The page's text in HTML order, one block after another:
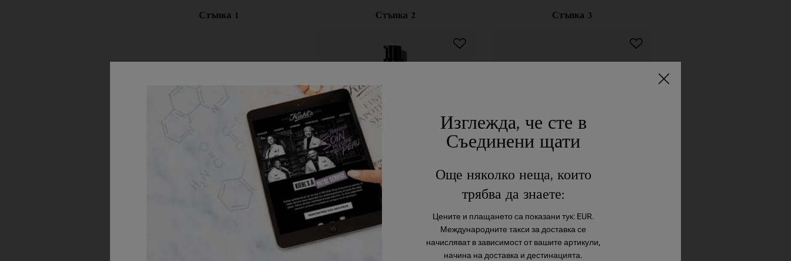
Стъпка 1 Стъпка 2
Age Defender Power Serum
Серум против бръчки за мъже, който
видимо стяга кожата и намалява появата
Стъпка 3
Age Defender Cream
Moisturizer
Стягащ и повдигащ овлажняващ крем
против стареене на кожата за мъже.
Изглежда, че сте в
Съединени щати
Още няколко неща, които
трябва да знаете:
Цените и плащането са показани тук: EUR.
Международните такси за доставка се
начисляват в зависимост от вашите артикули,
начина на доставка и дестинацията.